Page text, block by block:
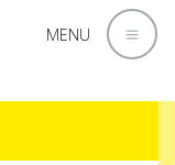
MENU